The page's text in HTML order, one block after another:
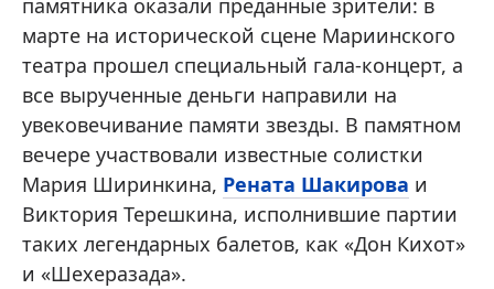
памятника оказали преданные зрители: в
марте на исторической сцене Мариинского
театра прошел специальный гала-концерт, а
все вырученные деньги направили на
увековечивание памяти звезды. В памятном
вечере участвовали известные солистки
Мария Ширинкина, Рената Шакирова и
Виктория Терешкина, исполнившие партии
таких легендарных балетов, как «Дон Кихот»
и «Шехеразада».